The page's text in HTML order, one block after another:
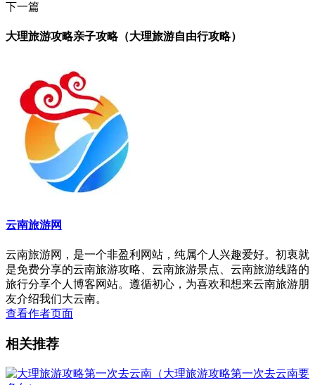
下一篇
大理旅游攻略亲子攻略（大理旅游自由行攻略）
云南旅游网
云南旅游网，是一个非盈利网站，纯属个人兴趣爱好。初衷就
是免费分享的云南旅游攻略、云南旅游景点、云南旅游线路的
旅行分享个人博客网站。遵循初心，为喜欢和想来云南旅游朋
友介绍我们大云南。
查看作者页面
相关推荐